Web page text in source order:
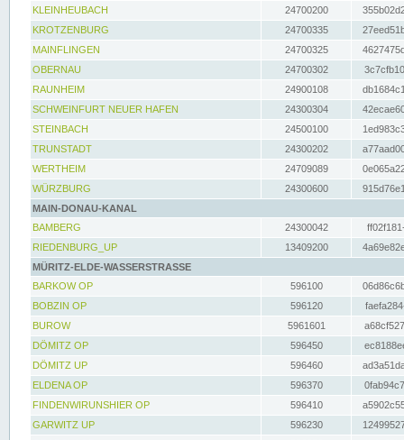
KLEINHEUBACH 24700200
KROTZENBURG
24700335
MAINFLINGEN
24700325
OBERNAU
24700302
RAUNHEIM
24900108
SCHWEINFURT NEUER HAFEN
24300304
STEINBACH
24500100
TRUNSTADT
24300202
WERTHEIM
24709089
WÜRZBURG
24300600
MAIN-DONAU-KANAL
BAMBERG
24300042
RIEDENBURG_UP
13409200
MÜRITZ-ELDE-WASSERSTRASSE
BARKOW OP
596100
BOBZIN OP
596120
BUROW
5961601
DÖMITZ OP
596450
DÖMITZ UP
596460
ELDENA OP
596370
FINDENWIRUNSHIER OP
596410
GARWITZ UP
596230